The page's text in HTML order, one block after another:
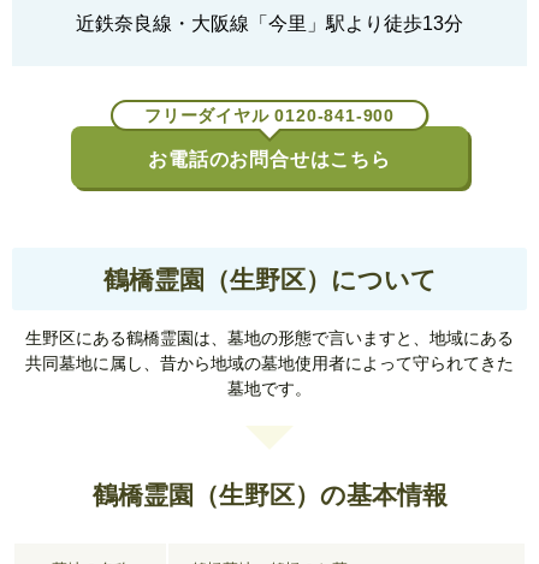
近鉄奈良線・大阪線「今里」駅より徒歩13分
フリーダイヤル 0120-841-900
お電話のお問合せはこちら
鶴橋霊園（生野区）について
生野区にある鶴橋霊園は、墓地の形態で言いますと、地域にある
共同墓地に属し、昔から地域の墓地使用者によって守られてきた
墓地です。
鶴橋霊園（生野区）の基本情報